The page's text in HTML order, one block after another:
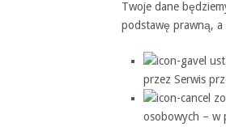
Twoje dane
podstawę prawną,
przez Serwis
osobowych – w